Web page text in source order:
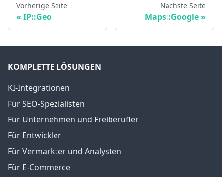
Vorherige Seite
IP::Geo
Nächste Seite
Maps::Google
KOMPLETTE LÖSUNGEN
KI-Integrationen
Für SEO-Spezialisten
Für Unternehmen und Freiberufler
Für Entwickler
Für Vermarkter und Analysten
Für E-Commerce